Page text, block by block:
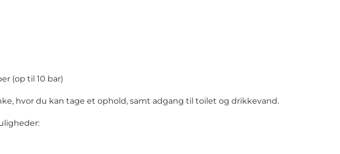
(op til 10 bar)
hvor du kan tage et ophold, samt adgang til toilet og drikkevand.